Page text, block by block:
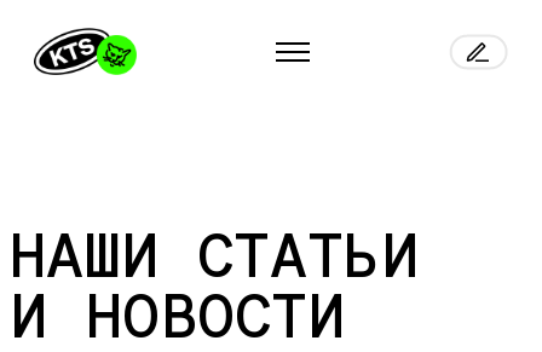
НАШИ СТАТЬИ
И НОВОСТИ